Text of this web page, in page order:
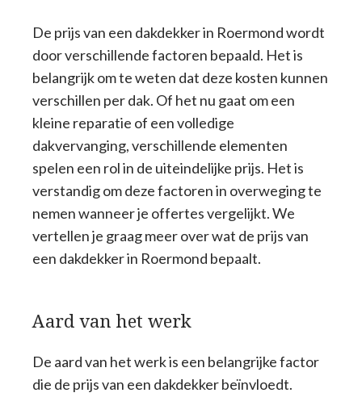
De prijs van een dakdekker in Roermond wordt
door verschillende factoren bepaald. Het is
belangrijk om te weten dat deze kosten kunnen
verschillen per dak. Of het nu gaat om een
kleine reparatie of een volledige
dakvervanging, verschillende elementen
spelen een rol in de uiteindelijke prijs. Het is
verstandig om deze factoren in overweging te
nemen wanneer je offertes vergelijkt. We
vertellen je graag meer over wat de prijs van
een dakdekker in Roermond bepaalt.
Aard van het werk
De aard van het werk is een belangrijke factor
die de prijs van een dakdekker beïnvloedt.